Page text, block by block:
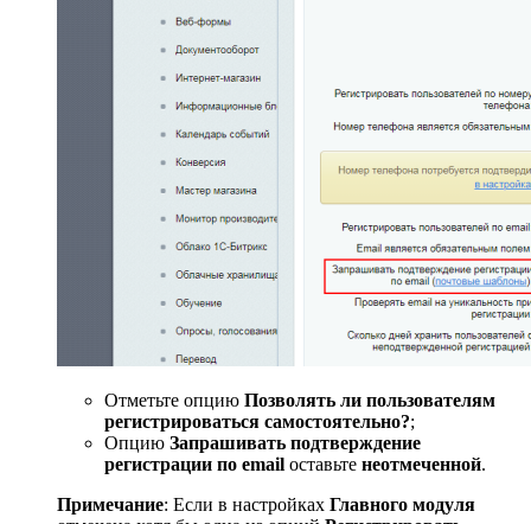
Отметьте опцию Позволять ли пользователям
регистрироваться самостоятельно?;
Опцию Запрашивать подтверждение
регистрации по email оставьте неотмеченной.
Примечание: Если в настройках Главного модуля